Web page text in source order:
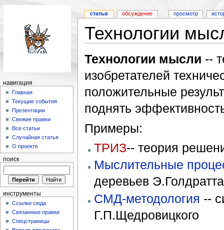
Технологии
Технологии мысли --
изобретателей
положительные
поднять
Примеры:
ТРИЗ-- теория
Мыслительные
деревьев Э.Голдратта
СМД-методология --
Г.П.Щедровицкого
статья обсуждение просмотр
навигация
Главная
Текущие события
Презентации
Свежие правки
Все статьи
Случайная статья
О проекте
поиск
инструменты
Ссылки сюда
Связанные правки
Спецстраницы